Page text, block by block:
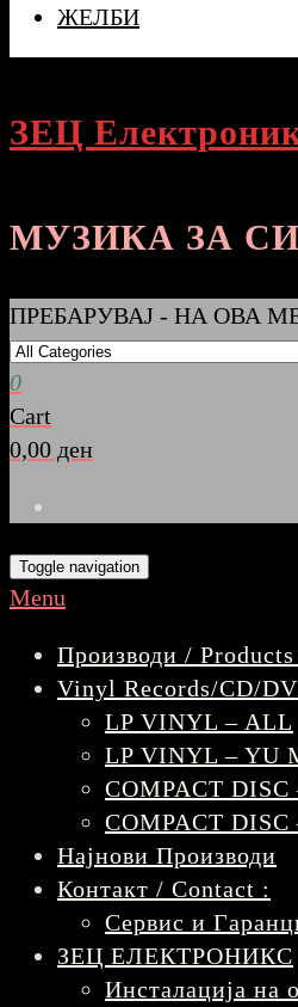
ЖЕЛБИ
ЗЕЦ
МУЗИКА ЗА
ПРЕБАРУВАЈ - НА ОВА
0
Cart
0,00 ден
Toggle navigation
Menu
Производи / Products
Vinyl Records/CD/
LP VINYL – ALL
LP VINYL – YU
COMPACT DISC
COMPACT
Најнови Производи
Контакт / Contact :
Сервис и
ЗЕЦ ЕЛЕКТРОНИКС
Инсталација на